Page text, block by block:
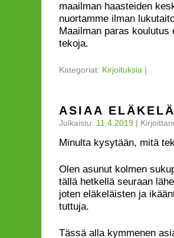
maailman haasteiden
nuortamme ilman
Maailman paras koulutus
tekoja.
Kategoriat: Kirjoituksia |
ASIAA
Julkaistu: 11.4.2019 |
Minulta kysytään, mitä
Olen asunut kolmen
tällä hetkellä seuraan
joten eläkeläisten ja
tuttuja.
Tässä alla kymmenen